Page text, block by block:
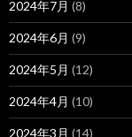
2024年7月 (8)
2024年6月 (9)
2024年5月 (12)
2024年4月 (10)
2024年3月 (14)